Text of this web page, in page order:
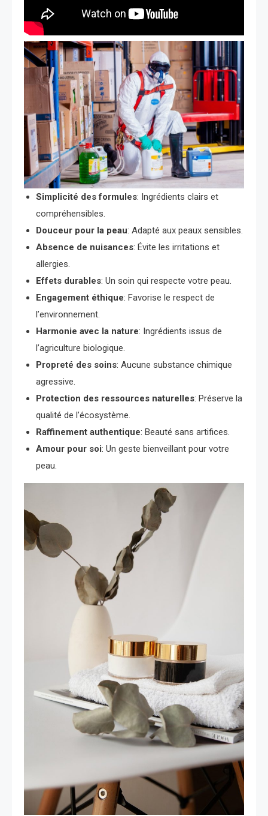
Simplicité des formules: Ingrédients clairs et
compréhensibles.
Douceur pour la peau: Adapté aux peaux sensibles.
Absence de nuisances: Évite les irritations et
allergies.
Effets durables: Un soin qui respecte votre peau.
Engagement éthique: Favorise le respect de
l’environnement.
Harmonie avec la nature: Ingrédients issus de
l’agriculture biologique.
Propreté des soins: Aucune substance chimique
agressive.
Protection des ressources naturelles: Préserve la
qualité de l’écosystème.
Raffinement authentique: Beauté sans artifices.
Amour pour soi: Un geste bienveillant pour votre
peau.